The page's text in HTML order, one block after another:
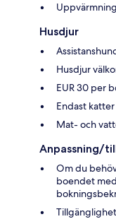
Uppvärmning
Husdjur
Husdjur
EUR 30 per
Endast
Mat- och
Anpassning/
Om du
boendet